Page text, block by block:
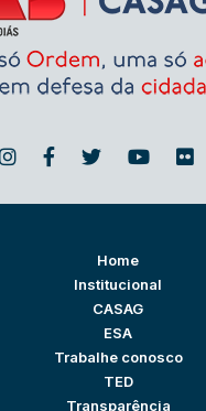
Home
Institucional
CASAG
ESA
Trabalhe conosco
TED
Transparência